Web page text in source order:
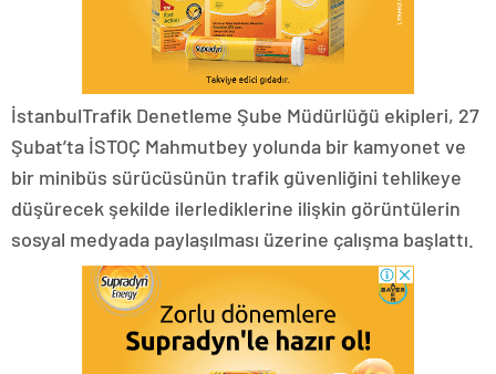
İstanbulTrafik Denetleme Şube Müdürlüğü ekipleri, 27
Şubat’ta İSTOÇ Mahmutbey yolunda bir kamyonet ve
bir minibüs sürücüsünün trafik güvenliğini tehlikeye
düşürecek şekilde ilerlediklerine ilişkin görüntülerin
sosyal medyada paylaşılması üzerine çalışma başlattı.